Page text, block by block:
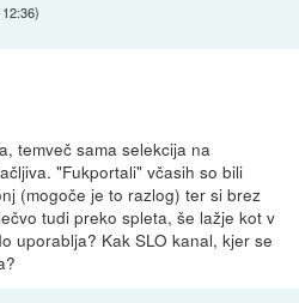
)
temveč sama selekcija na
"Fukportali" včasih so bili
(mogoče je to razlog) ter si brez
tudi preko spleta, še lažje kot v
uporablja? Kak SLO kanal, kjer se